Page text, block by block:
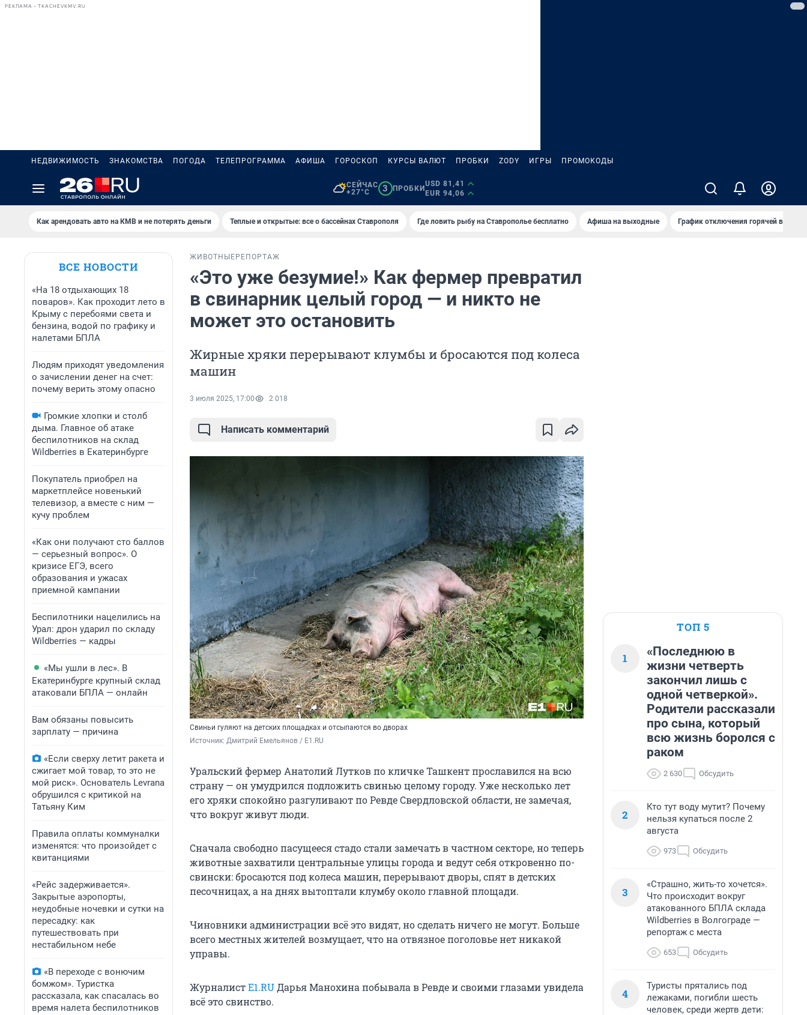
РЕКЛАМА • TKACHEVKMV.RU
НЕДВИЖИМОСТЬ ЗНАКОМСТВА ПОГОДА ТЕЛЕПРОГРАММА АФИША ГОРОСКОП КУРСЫ ВАЛЮТ ПРОБКИ ZODY ИГРЫ ПРОМОКОДЫ
СЕЙЧАС
+27°C
3 ПРОБКИ
USD 81,41
EUR 94,06
Как арендовать авто на КМВ и не потерять деньги Теплые и открытые: все о бассейнах Ставрополя Где ловить рыбу на Ставрополье бесплатно Афиша на выходные График отключения горячей воды в
ВСЕ НОВОСТИ
«На 18 отдыхающих 18
поваров». Как проходит лето в
Крыму с перебоями света и
бензина, водой по графику и
налетами БПЛА
Людям приходят уведомления
о зачислении денег на счет:
почему верить этому опасно
Громкие хлопки и столб
дыма. Главное об атаке
беспилотников на склад
Wildberries в Екатеринбурге
Покупатель приобрел на
маркетплейсе новенький
телевизор, а вместе с ним —
кучу проблем
«Как они получают сто баллов
— серьезный вопрос». О
кризисе ЕГЭ, всего
образования и ужасах
приемной кампании
Беспилотники нацелились на
Урал: дрон ударил по складу
Wildberries — кадры
«Мы ушли в лес». В
Екатеринбурге крупный склад
атаковали БПЛА — онлайн
Вам обязаны повысить
зарплату — причина
«Если сверху летит ракета и
сжигает мой товар, то это не
мой риск». Основатель Levrana
обрушился с критикой на
Татьяну Ким
Правила оплаты коммуналки
изменятся: что произойдет с
квитанциями
«Рейс задерживается».
Закрытые аэропорты,
неудобные ночевки и сутки на
пересадку: как
путешествовать при
нестабильном небе
«В переходе с вонючим
бомжом». Туристка
рассказала, как спасалась во
время налета беспилотников
ЖИВОТНЫЕ РЕПОРТАЖ
«Это уже безумие!» Как фермер превратил
в свинарник целый город — и никто не
может это остановить
Жирные хряки перерывают клумбы и бросаются под колеса
машин
3 июля 2025, 17:00 2 018
Написать комментарий
Свиньи гуляют на детских площадках и отсыпаются во дворах
Источник: Дмитрий Емельянов / E1.RU
Уральский фермер Анатолий Лутков по кличке Ташкент прославился на всю
страну — он умудрился подложить свинью целому городу. Уже несколько лет
его хряки спокойно разгуливают по Ревде Свердловской области, не замечая,
что вокруг живут люди.
Сначала свободно пасущееся стадо стали замечать в частном секторе, но теперь
животные захватили центральные улицы города и ведут себя откровенно по-
свински: бросаются под колеса машин, перерывают дворы, спят в детских
песочницах, а на днях вытоптали клумбу около главной площади.
Чиновники администрации всё это видят, но сделать ничего не могут. Больше
всего местных жителей возмущает, что на отвязное поголовье нет никакой
управы.
ЖурналистE1.RUДарья Манохина побывала в Ревде и своими глазами увидела
всё это свинство.
ТОП 5
1
«Последнюю в
жизни четверть
закончил лишь с
одной четверкой».
Родители рассказали
про сына, который
всю жизнь боролся с
раком
2 630 Обсудить
2
Кто тут воду мутит? Почему
нельзя купаться после 2
августа
973 Обсудить
3
«Страшно, жить-то хочется».
Что происходит вокруг
атакованного БПЛА склада
Wildberries в Волгограде —
репортаж с места
653 Обсудить
4
Туристы прятались под
лежаками, погибли шесть
человек, среди жертв дети: